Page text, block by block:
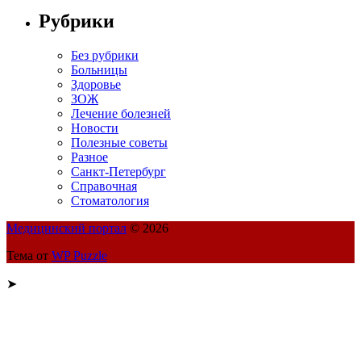
Рубрики
Без рубрики
Больницы
Здоровье
ЗОЖ
Лечение болезней
Новости
Полезные советы
Разное
Санкт-Петербург
Справочная
Стоматология
Медицинский портал © 2026
Тема от WP Puzzle
➤